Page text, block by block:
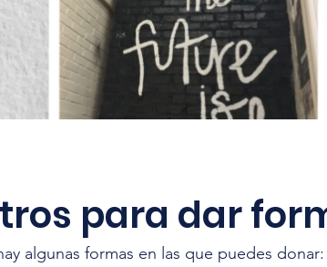
para dar
algunas formas en las que puedes donar: